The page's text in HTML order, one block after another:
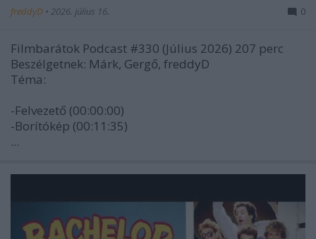
freddyD • 2026. július 16. 0
Filmbarátok Podcast #330 (Július 2026) 207 perc
Beszélgetnek: Márk, Gergő, freddyD
Téma:
-Felvezető (00:00:00)
-Borítókép (00:11:35)
...